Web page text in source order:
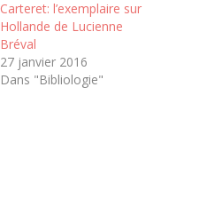
Carteret: l’exemplaire sur
Hollande de Lucienne
Bréval
27 janvier 2016
Dans "Bibliologie"